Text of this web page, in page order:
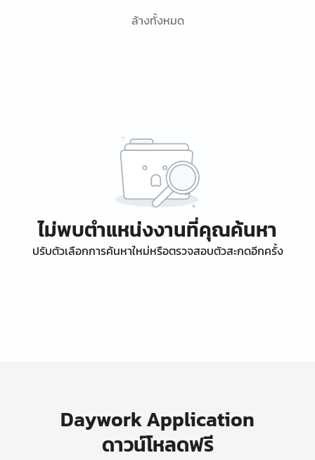
ล้างทั้งหมด
ไม่พบตำแหน่งงานที่คุณค้นหา
ปรับตัวเลือกการค้นหาใหม่หรือตรวจสอบตัวสะกดอีกครั้ง
Daywork Application
ดาวน์โหลดฟรี